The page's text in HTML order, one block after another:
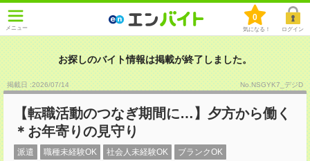
メニュー
0
気になる！ ログイン
お探しのバイト情報は掲載が終了しました。
掲載日 :2026/07/14 No.NSGYK7_デジD
【転職活動のつなぎ期間に…】夕方から働く
＊お年寄りの見守り
派遣 職種未経験OK 社会人未経験OK ブランクOK